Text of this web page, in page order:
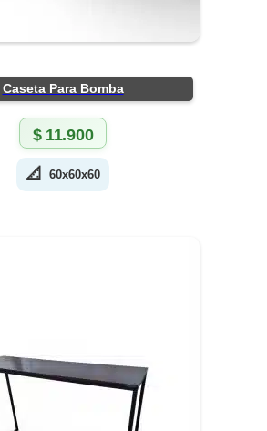
Caseta Para Bomba
$11.900
📐 60x60x60